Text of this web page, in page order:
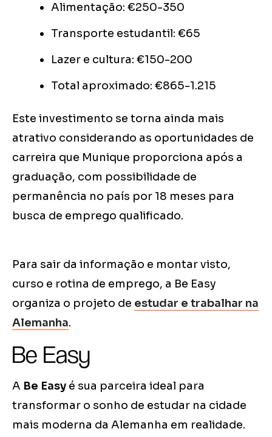
Alimentação: €250-350
Transporte estudantil: €65
Lazer e cultura: €150-200
Total aproximado: €865-1.215
Este investimento se torna ainda mais
atrativo considerando as oportunidades de
carreira que Munique proporciona após a
graduação, com possibilidade de
permanência no país por 18 meses para
busca de emprego qualificado.
Para sair da informação e montar visto,
curso e rotina de emprego, a Be Easy
organiza o projeto de estudar e trabalhar na
Alemanha.
Be Easy
A Be Easy é sua parceira ideal para
transformar o sonho de estudar na cidade
mais moderna da Alemanha em realidade.